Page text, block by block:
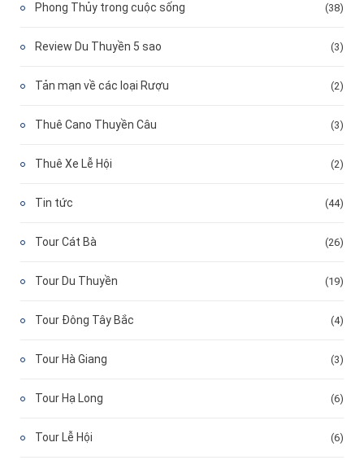
Phong Thủy trong cuộc sống (38)
Review Du Thuyền 5 sao (3)
Tản mạn về các loại Rượu (2)
Thuê Cano Thuyền Câu (3)
Thuê Xe Lễ Hội (2)
Tin tức (44)
Tour Cát Bà (26)
Tour Du Thuyền (19)
Tour Đông Tây Bắc (4)
Tour Hà Giang (3)
Tour Hạ Long (6)
Tour Lễ Hội (6)